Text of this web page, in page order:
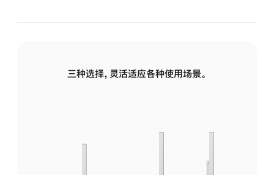
三种选择，灵活适应各种使用场景。